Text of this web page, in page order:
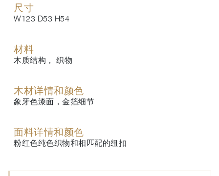
尺寸
W123 D53 H54
材料
木质结构， 织物
木材详情和颜色
象牙色漆面，金箔细节
面料详情和颜色
粉红色纯色织物和相匹配的纽扣